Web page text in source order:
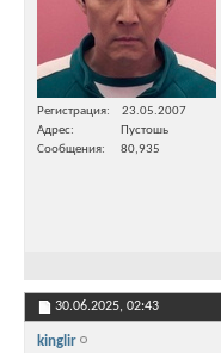
Регистрация
23.05.2007
Адрес
Пустошь
Сообщения
80,935
30.06.2025, 02:43
kinglir